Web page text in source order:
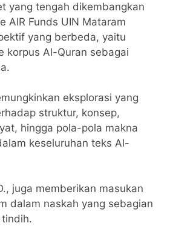
yang tengah dikembangkan
AIR Funds UIN Mataram
yang berbeda, yaitu
korpus Al-Quran sebagai
eksplorasi yang
struktur, konsep,
hingga pola-pola makna
keseluruhan teks Al-
juga memberikan masukan
dalam naskah yang sebagian